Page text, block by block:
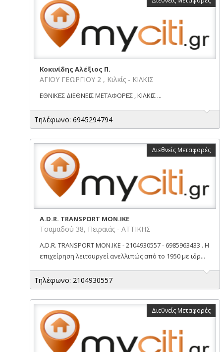
Κοκινίδης Αλέξιος Π.
ΑΓΙΟΥ ΓΕΩΡΓΙΟΥ 2 , Κιλκίς - ΚΙΛΚΙΣ
ΕΘΝΙΚΕΣ ΔΙΕΘΝΕΙΣ ΜΕΤΑΦΟΡΕΣ , ΚΙΛΚΙΣ ...
Τηλέφωνο: 6945294794
Διεθνείς Μεταφορές
A.D.R. TRANSPORT ΜΟΝ.ΙΚΕ
Τσαμαδού 38, Πειραιάς - ΑΤΤΙΚΗΣ
A.D.R. TRANSPORT ΜΟΝ.ΙΚΕ - 2104930557 - 6985963433 . Η
επιχείρηση λειτουργεί ανελλιπώς από το 1950 με ιδρ...
Τηλέφωνο: 2104930557
Διεθνείς Μεταφορές